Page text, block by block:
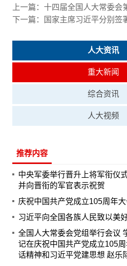
上一篇： 十四届全国人大常委会第
下一篇：
国家主席习近平分别签署第51、52、53
人大资讯
重大新闻
综合资讯
人大视频
推荐内容
中央军委举行晋升上将军衔仪
并向晋衔的军官表示祝贺
庆祝中国共产党成立105周年
习近平向全国各族人民致以美
全国人大常委会党组举行会议
记在庆祝中国共产党成立105
话精神和习近平党建思想 赵乐